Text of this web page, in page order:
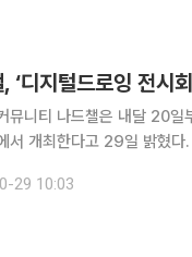
‘디지털드로잉 전시
뮤니티 나드챌은 내달 20일
서 개최한다고 29일 밝혔다
동감 있는 컬러를 구현해 낼
29 10:03